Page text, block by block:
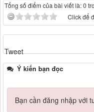
Tổng số điểm của bài viết là: 0
Click để
Tweet
Ý kiến bạn đọc
Bạn cần đăng nhập với